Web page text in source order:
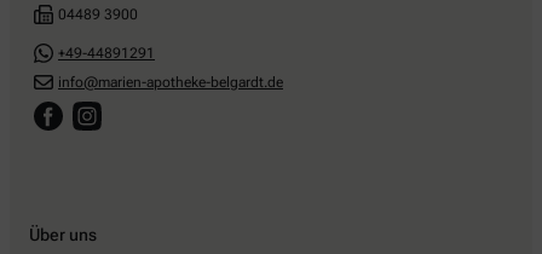
04489 3900
+49-44891291
info@marien-apotheke-belgardt.de
Über uns